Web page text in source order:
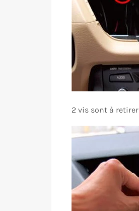
2 vis sont à retirer